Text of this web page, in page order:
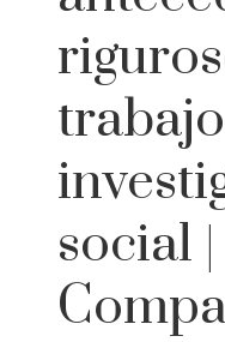
social |